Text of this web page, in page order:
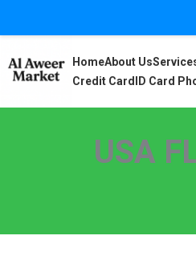
HomeAbout Us
Credit Card
ID Card
USA